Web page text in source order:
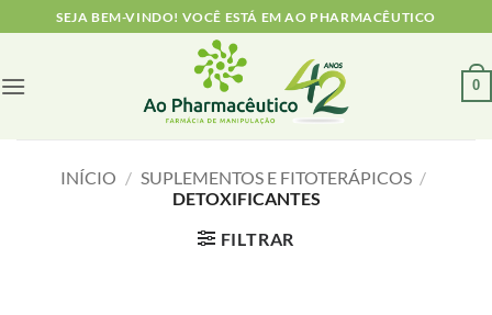
to
SEJA BEM-VINDO! VOCÊ ESTÁ EM AO PHARMACÊUTICO
0
INÍCIO / SUPLEMENTOS E FITOTERÁPICOS /
DETOXIFICANTES
FILTRAR